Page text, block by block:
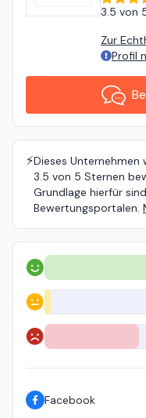
3.5 von
Zur
Profil
⚡️Dieses
3.5 von 5 Sternen
Grundlage hierfür
Bewertungsportalen.
Positiv
Neutral
Negativ
Facebook